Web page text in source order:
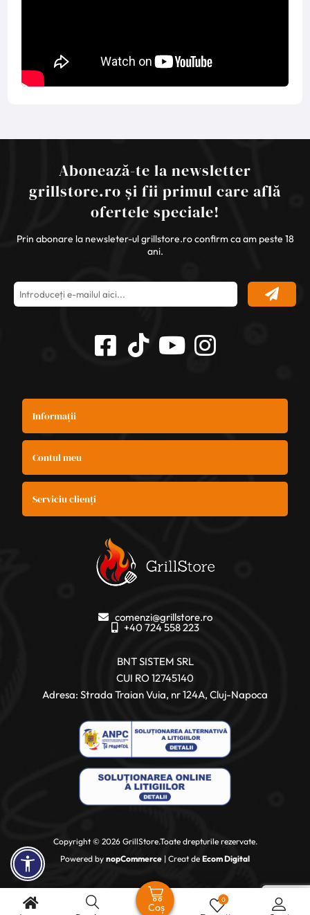
0
Coș
Abonează-te la newsletter
grillstore.ro și fii primul care află
ofertele speciale!
Prin abonare la newsleter-ul grillstore.ro confirm ca am peste 18
ani.
Informații
Contul meu
Serviciu clienți
comenzi@grillstore.ro
+40 724 558 223
BNT SISTEM SRL
CUI RO 12745140
Adresa: Strada Traian Vuia, nr 124A, Cluj-Napoca
Copyright © 2026 GrillStore.Toate drepturile rezervate.
Powered by nopCommerce | Creat de Ecom Digital